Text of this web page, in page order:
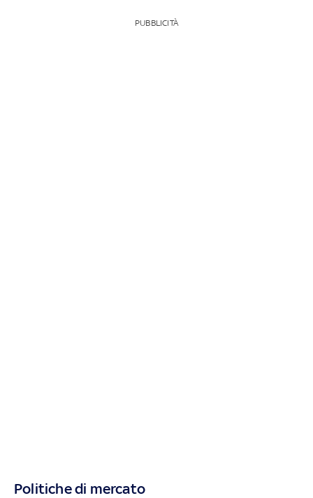
PUBBLICITÀ
Politiche di mercato